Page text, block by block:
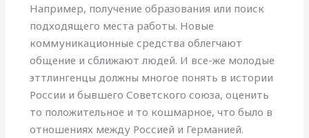
Например, получение образования или поиск
подходящего места работы. Новые
коммуникационные средства облегчают
общение и сближают людей. И все-же молодые
эттлингенцы должны многое понять в истории
России и бывшего Советского союза, оценить
то положительное и то кошмарное, что было в
отношениях между Россией и Германией.